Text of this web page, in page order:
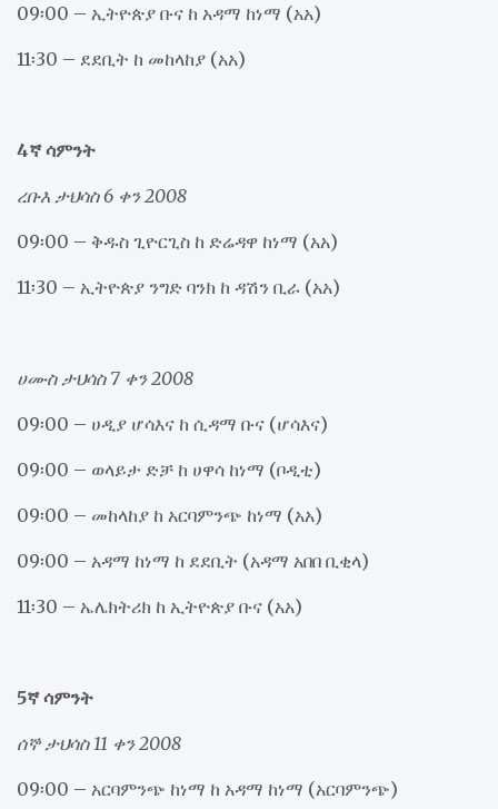
09፡00 – ኢትዮጵያ ቡና ከ አዳማ ከነማ (አአ)
11፡30 – ደደቢት ከ መከላከያ (አአ)
4ኛ ሳምንት
ረቡእ ታህሳስ 6 ቀን 2008
09፡00 – ቅዱስ ጊዮርጊስ ከ ድሬዳዋ ከነማ (አአ)
11፡30 – ኢትዮጵያ ንግድ ባንክ ከ ዳሽን ቢራ (አአ)
ሀሙስ ታህሳስ 7 ቀን 2008
09፡00 – ሀዲያ ሆሳእና ከ ሲዳማ ቡና (ሆሳእና)
09፡00 – ወላይታ ድቻ ከ ሀዋሳ ከነማ (ቦዲቲ)
09፡00 – መከላከያ ከ አርባምንጭ ከነማ (አአ)
09፡00 – አዳማ ከነማ ከ ደደቢት (አዳማ አበበ ቢቂላ)
11፡30 – ኤሌክትሪክ ከ ኢትዮጵያ ቡና (አአ)
5ኛ ሳምንት
ሰኞ ታህሳስ 11 ቀን 2008
09፡00 – አርባምንጭ ከነማ ከ አዳማ ከነማ (አርባምንጭ)